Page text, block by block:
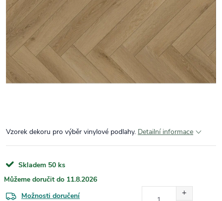
Vzorek dekoru pro výběr vinylové podlahy. Detailní informace
Skladem 50 ks
11.8.2026
Možnosti doručení